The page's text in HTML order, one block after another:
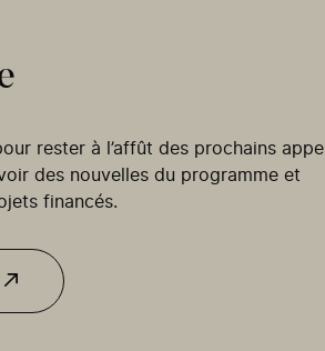
rester à l’affût des prochains
des nouvelles du programme et
financés.